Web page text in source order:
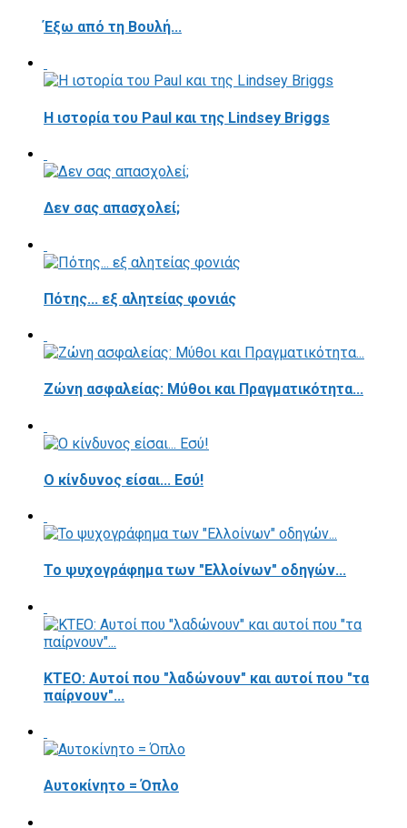
Έξω από τη Βουλή...
Η ιστορία του Paul και της Lindsey Briggs
Δεν σας απασχολεί;
Πότης... εξ αλητείας φονιάς
Ζώνη ασφαλείας: Μύθοι και Πραγματικότητα...
Ο κίνδυνος είσαι... Εσύ!
Το ψυχογράφημα των "Ελλοίνων" οδηγών...
ΚΤΕΟ: Αυτοί που "λαδώνουν" και αυτοί που "τα
παίρνουν"...
Αυτοκίνητο = Όπλο